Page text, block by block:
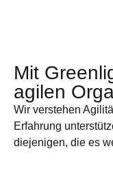
Mit
agilen
Wir verstehen
Erfahrung
diejenigen, die es